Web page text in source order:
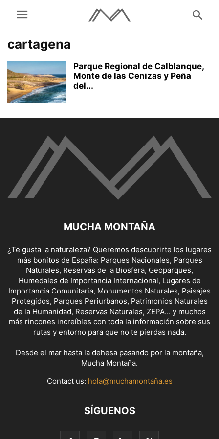
cartagena
Parque Regional de Calblanque,
Monte de las Cenizas y Peña
del...
MUCHA MONTAÑA
¿Te gusta la naturaleza? Queremos descubrirte los lugares
más bonitos de España: Parques Nacionales, Parques
Naturales, Reservas de la Biosfera, Geoparques,
Humedales de Importancia Internacional, Lugares de
Importancia Comunitaria, Monumentos Naturales, Paisajes
Protegidos, Parques Periurbanos, Patrimonios Naturales
de la Humanidad, Reservas Naturales, ZEPA... y muchos
más rincones increíbles con toda la información sobre sus
rutas y entorno para que no te pierdas nada.
Desde el mar hasta la dehesa pasando por la montaña,
Mucha Montaña.
Contact us: hola@muchamontaña.es
SÍGUENOS